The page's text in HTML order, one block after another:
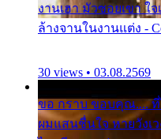
งานเฮา มัวซอยเขา
ล้างจานในงานแต่ง -
30 views • 03.08.2569
ขอ กราบ ขอบคุณ....
ผมแสนชื่นใจ หายวังเ